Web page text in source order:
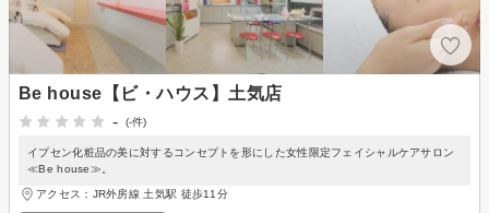
Be house【ビ・ハウス】土気店
-
(-件)
イプセン化粧品の美に対するコンセプトを形にした女性限定フェイシャルケアサロン
≪Be house≫。
アクセス：JR外房線 土気駅 徒歩11分